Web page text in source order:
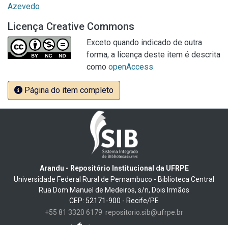
Azevedo
Licença Creative Commons
Exceto quando indicado de outra
forma, a licença deste item é descrita
como openAccess
Página do item completo
Arandu - Repositório Institucional da UFRPE
Universidade Federal Rural de Pernambuco - Biblioteca Central
Rua Dom Manuel de Medeiros, s/n, Dois Irmãos
CEP: 52171-900 - Recife/PE
+55 81 3320 6179 repositorio.sib@ufrpe.br